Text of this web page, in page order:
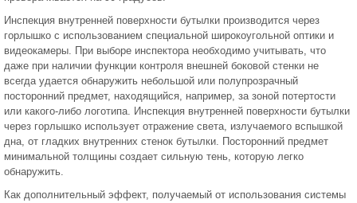
Инспекция внутренней поверхности бутылки производится через
горлышко с использованием специальной широкоугольной оптики и
видеокамеры. При выборе инспектора необходимо учитывать, что
даже при наличии функции контроля внешней боковой стенки не
всегда удается обнаружить небольшой или полупрозрачный
посторонний предмет, находящийся, например, за зоной потертости
или какого-либо логотипа. Инспекция внутренней поверхности бутылки
через горлышко использует отражение света, излучаемого вспышкой
дна, от гладких внутренних стенок бутылки. Посторонний предмет
минимальной толщины создает сильную тень, которую легко
обнаружить.
Как дополнительный эффект, получаемый от использования системы